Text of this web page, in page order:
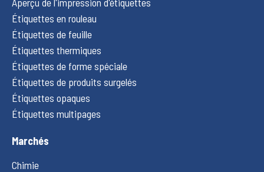
Étiquettes en rouleau
Étiquettes de feuille
Étiquettes thermiques
Étiquettes de forme spéciale
Étiquettes de produits surgelés
Étiquettes opaques
Étiquettes multipages
Marchés
Chimie